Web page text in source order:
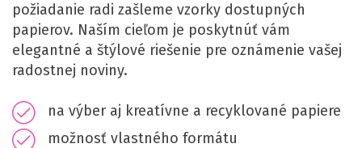
požiadanie radi zašleme vzorky dostupných
papierov. Naším cieľom je poskytnúť vám
elegantné a štýlové riešenie pre oznámenie vašej
radostnej noviny.
na výber aj kreatívne a recyklované papiere
možnosť vlastného formátu